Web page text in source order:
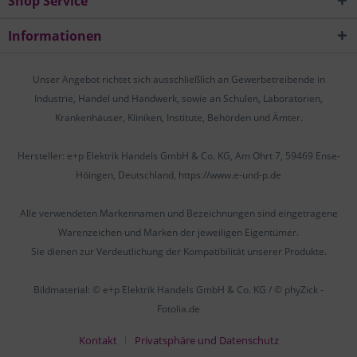
Informationen
Unser Angebot richtet sich ausschließlich an Gewerbetreibende in
Industrie, Handel und Handwerk, sowie an Schulen, Laboratorien,
Krankenhäuser, Kliniken, Institute, Behörden und Ämter.
Hersteller: e+p Elektrik Handels GmbH & Co. KG, Am Ohrt 7, 59469 Ense-
Höingen, Deutschland, https://www.e-und-p.de
Alle verwendeten Markennamen und Bezeichnungen sind eingetragene
Warenzeichen und Marken der jeweiligen Eigentümer.
Sie dienen zur Verdeutlichung der Kompatibilität unserer Produkte.
Bildmaterial: © e+p Elektrik Handels GmbH & Co. KG / © phyZick -
Fotolia.de
Kontakt
Privatsphäre und Datenschutz